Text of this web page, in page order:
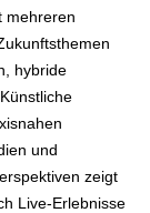
mehreren
hybride
und
zeigt
Live-Erlebnisse